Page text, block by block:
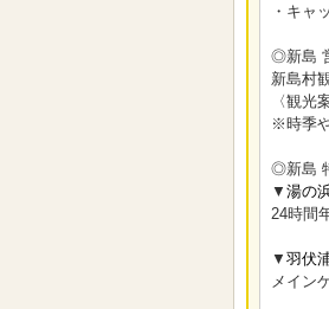
・キャ
◎新島
新島村
〈観光
※時季
◎新島
▼ 湯の
24時間
▼ 羽伏
メイン